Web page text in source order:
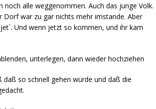
noch alle weggenommen. Auch das junge Volk.
Dorf war zu gar nichts mehr imstande. Aber
Und wenn jetzt so kommen, und ihr kam
unterlegen, dann wieder hochziehen
so schnell gehen würde und daß die